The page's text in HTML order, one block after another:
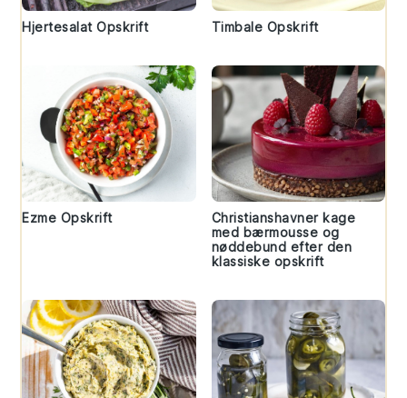
Hjertesalat Opskrift Timbale Opskrift
Ezme Opskrift
Christianshavner kage
med bærmousse og
nøddebund efter den
klassiske opskrift